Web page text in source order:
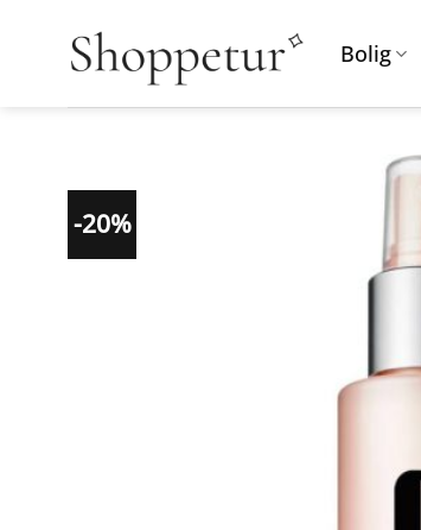
Bolig
-20%